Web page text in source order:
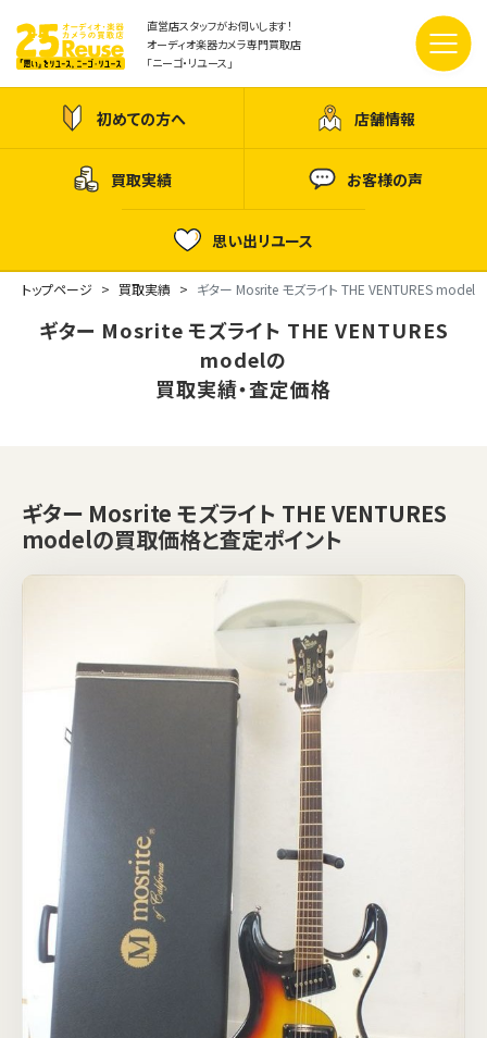
直営店スタッフがお伺いします！
オーディオ楽器カメラ専門買取店
「ニーゴ・リユース」
初めての方へ 店舗情報
買取実績 お客様の声
思い出リユース
トップページ 買取実績 ギター Mosrite モズライト THE VENTURES model
ギター Mosrite モズライト THE VENTURES
modelの
買取実績・査定価格
ギター Mosrite モズライト THE VENTURES
modelの買取価格と査定ポイント